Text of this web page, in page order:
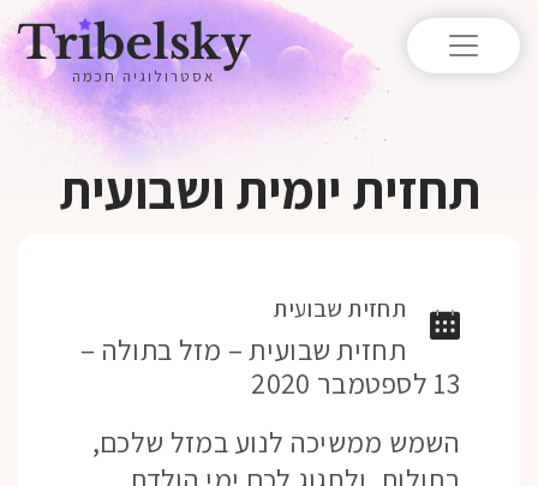
אסטרולוגיה חכמה
תחזית יומית ושבועית
תחזית שבועית
תחזית שבועית – מזל בתולה –
13 לספטמבר 2020
השמש ממשיכה לנוע במזל שלכם,